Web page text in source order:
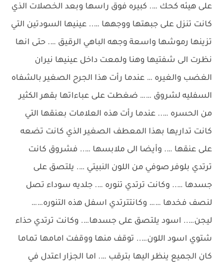
على هيئه كحك …. كبيره فوق راسها وبعد الخصلات الذي
كانت تنزل على جبهتها ووجهها ….. عينيها السودتين التي
تزينها رموشها واسعة وجهه الباهي الرقيق …. حتى انها
نظرت الى شفتيها وهنا ولمعت داخل عينيها نيران
الغضب والغيره … عندما رأت هذا الجرح الصغير بالشفاه
السفليه لشروق …… ضغطت على عباءاتها بقهر الكثير
من الحسره ….. عندما رأت هذه العلامات بعنقها التي
كانت تداريها بهذا المعطف الصغير الذي كانت تضعه
على عنقها …. وأيضا الى ملابسها ….. فشروق كانت
ترتدي بلوفر صوفي من اللون النبيتي …. يلتصق على
جسدها ….. وكانت ترتدي تنوره …. جلديه سوداء تصل
لنصف فخدها …… وكانتترتدي اسفل هذه التنوره……
ليجن….. اسود يلتصق على جسدها…. وكانت ترتدي حذاء
شتوي اسود اللون….. توقف منها ووقفت امامها تماما
كان الجميع ينظر اليها بترقب …. اما الجزار اعتدل في